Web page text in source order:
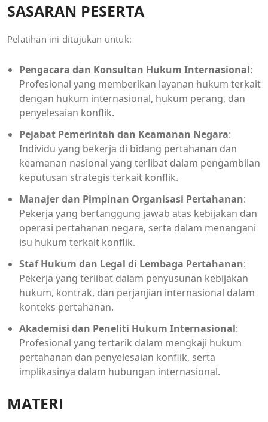
SASARAN PESERTA
Pelatihan ini ditujukan untuk:
Pengacara dan Konsultan Hukum Internasional:
Profesional yang memberikan layanan hukum terkait
dengan hukum internasional, hukum perang, dan
penyelesaian konflik.
Pejabat Pemerintah dan Keamanan Negara:
Individu yang bekerja di bidang pertahanan dan
keamanan nasional yang terlibat dalam pengambilan
keputusan strategis terkait konflik.
Manajer dan Pimpinan Organisasi Pertahanan:
Pekerja yang bertanggung jawab atas kebijakan dan
operasi pertahanan negara, serta dalam menangani
isu hukum terkait konflik.
Staf Hukum dan Legal di Lembaga Pertahanan:
Pekerja yang terlibat dalam penyusunan kebijakan
hukum, kontrak, dan perjanjian internasional dalam
konteks pertahanan.
Akademisi dan Peneliti Hukum Internasional:
Profesional yang tertarik dalam mengkaji hukum
pertahanan dan penyelesaian konflik, serta
implikasinya dalam hubungan internasional.
MATERI